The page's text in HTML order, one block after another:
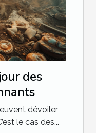
des
dévoiler
le cas des...